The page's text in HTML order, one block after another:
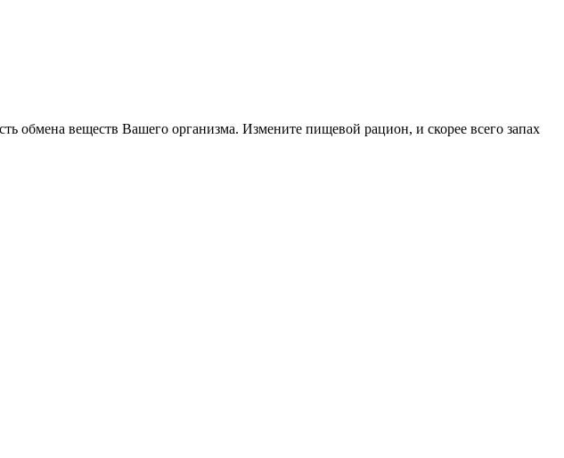
обмена веществ Вашего организма. Измените пищевой рацион, и скорее всего запах